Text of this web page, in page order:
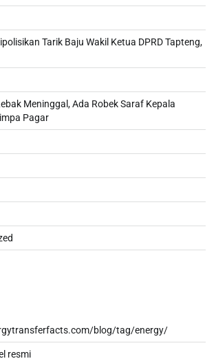
Tarik Baju Wakil Ketua DPRD Tapteng,
Meninggal, Ada Robek Saraf Kepala
Pagar
blog/tag/energy/
resmi